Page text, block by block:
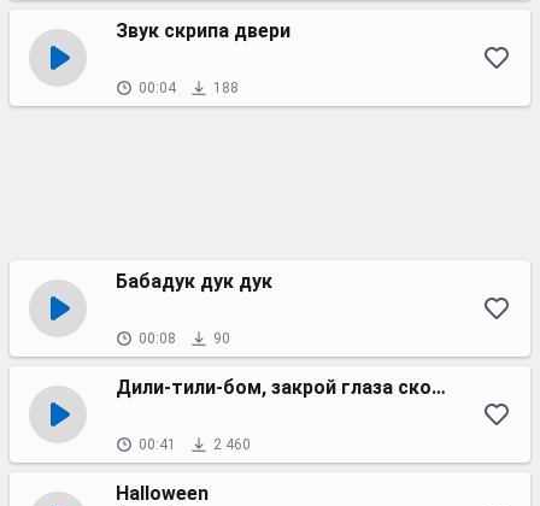
Звук скрипа двери
00:04 188
Бабадук дук дук
00:08 90
Дили-тили-бом, закрой глаза скорее
00:41 2 460
Halloween